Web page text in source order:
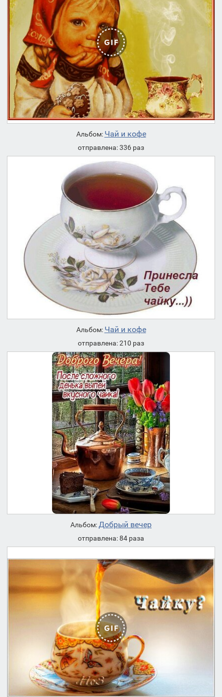
Альбом: Чай и кофе
отправлена: 336 раз
Альбом: Чай и кофе
отправлена: 210 раз
Альбом:Добрый вечер
отправлена: 84 раза